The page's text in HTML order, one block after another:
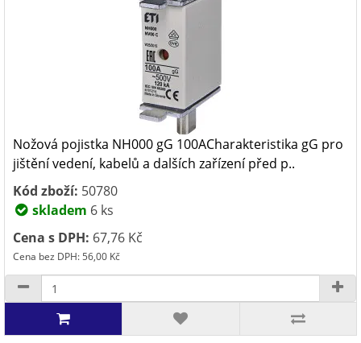
Nožová pojistka NH000 gG 100ACharakteristika gG pro
jištění vedení, kabelů a dalších zařízení před p..
Kód zboží: 50780
skladem 6 ks
Cena s DPH: 67,76 Kč
Cena bez DPH: 56,00 Kč